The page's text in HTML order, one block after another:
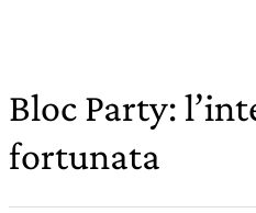
Bloc Party:
fortunata